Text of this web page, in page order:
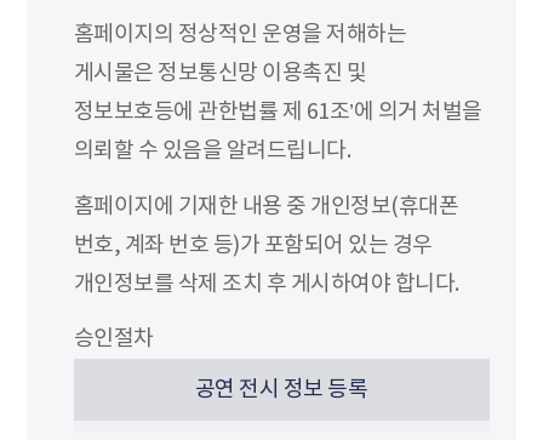
홈페이지의 정상적인 운영을 저해하는
게시물은 정보통신망 이용촉진 및
정보보호등에 관한법률 제 61조’에 의거 처벌을
의뢰할 수 있음을 알려드립니다.
홈페이지에 기재한 내용 중 개인정보(휴대폰
번호, 계좌 번호 등)가 포함되어 있는 경우
개인정보를 삭제 조치 후 게시하여야 합니다.
승인절차
공연 전시 정보 등록